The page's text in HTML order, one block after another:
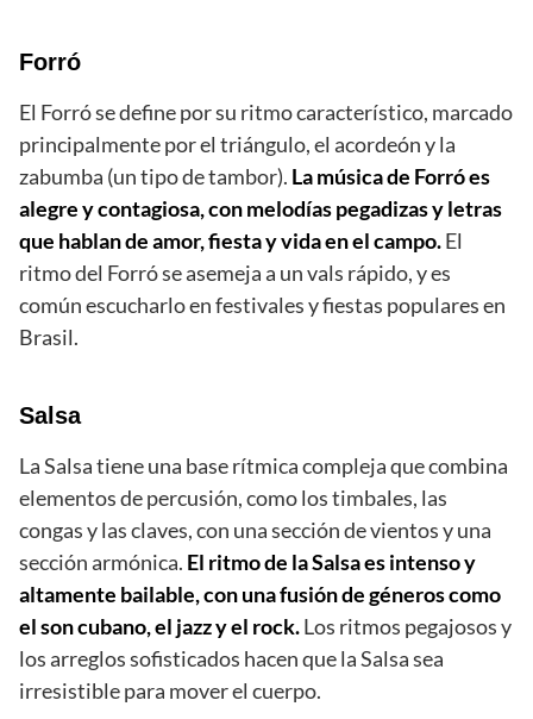
Forró
El Forró se define por su ritmo característico, marcado
principalmente por el triángulo, el acordeón y la
zabumba (un tipo de tambor). La música de Forró es
alegre y contagiosa, con melodías pegadizas y letras
que hablan de amor, fiesta y vida en el campo.El
ritmo del Forró se asemeja a un vals rápido, y es
común escucharlo en festivales y fiestas populares en
Brasil.
Salsa
La Salsa tiene una base rítmica compleja que combina
elementos de percusión, como los timbales, las
congas y las claves, con una sección de vientos y una
sección armónica. El ritmo de la Salsa es intenso y
altamente bailable, con una fusión de géneros como
el son cubano, el jazz y el rock.Los ritmos pegajosos y
los arreglos sofisticados hacen que la Salsa sea
irresistible para mover el cuerpo.